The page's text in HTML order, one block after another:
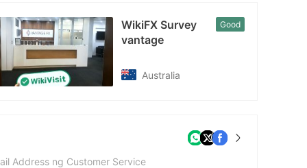
WikiFX Survey
vantage
Good
Australia
Address ng Customer Service